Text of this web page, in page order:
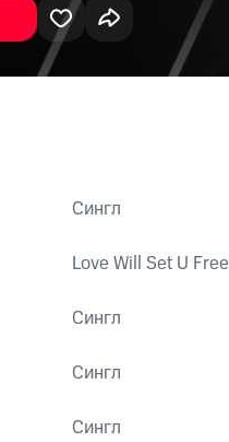
Сингл
Love Will Set U Free
Сингл
Сингл
Сингл